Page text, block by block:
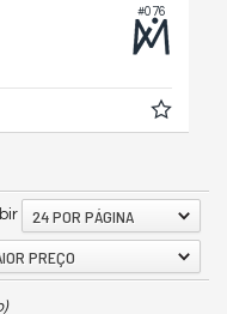
#076
24 POR PÁGINA
PREÇO